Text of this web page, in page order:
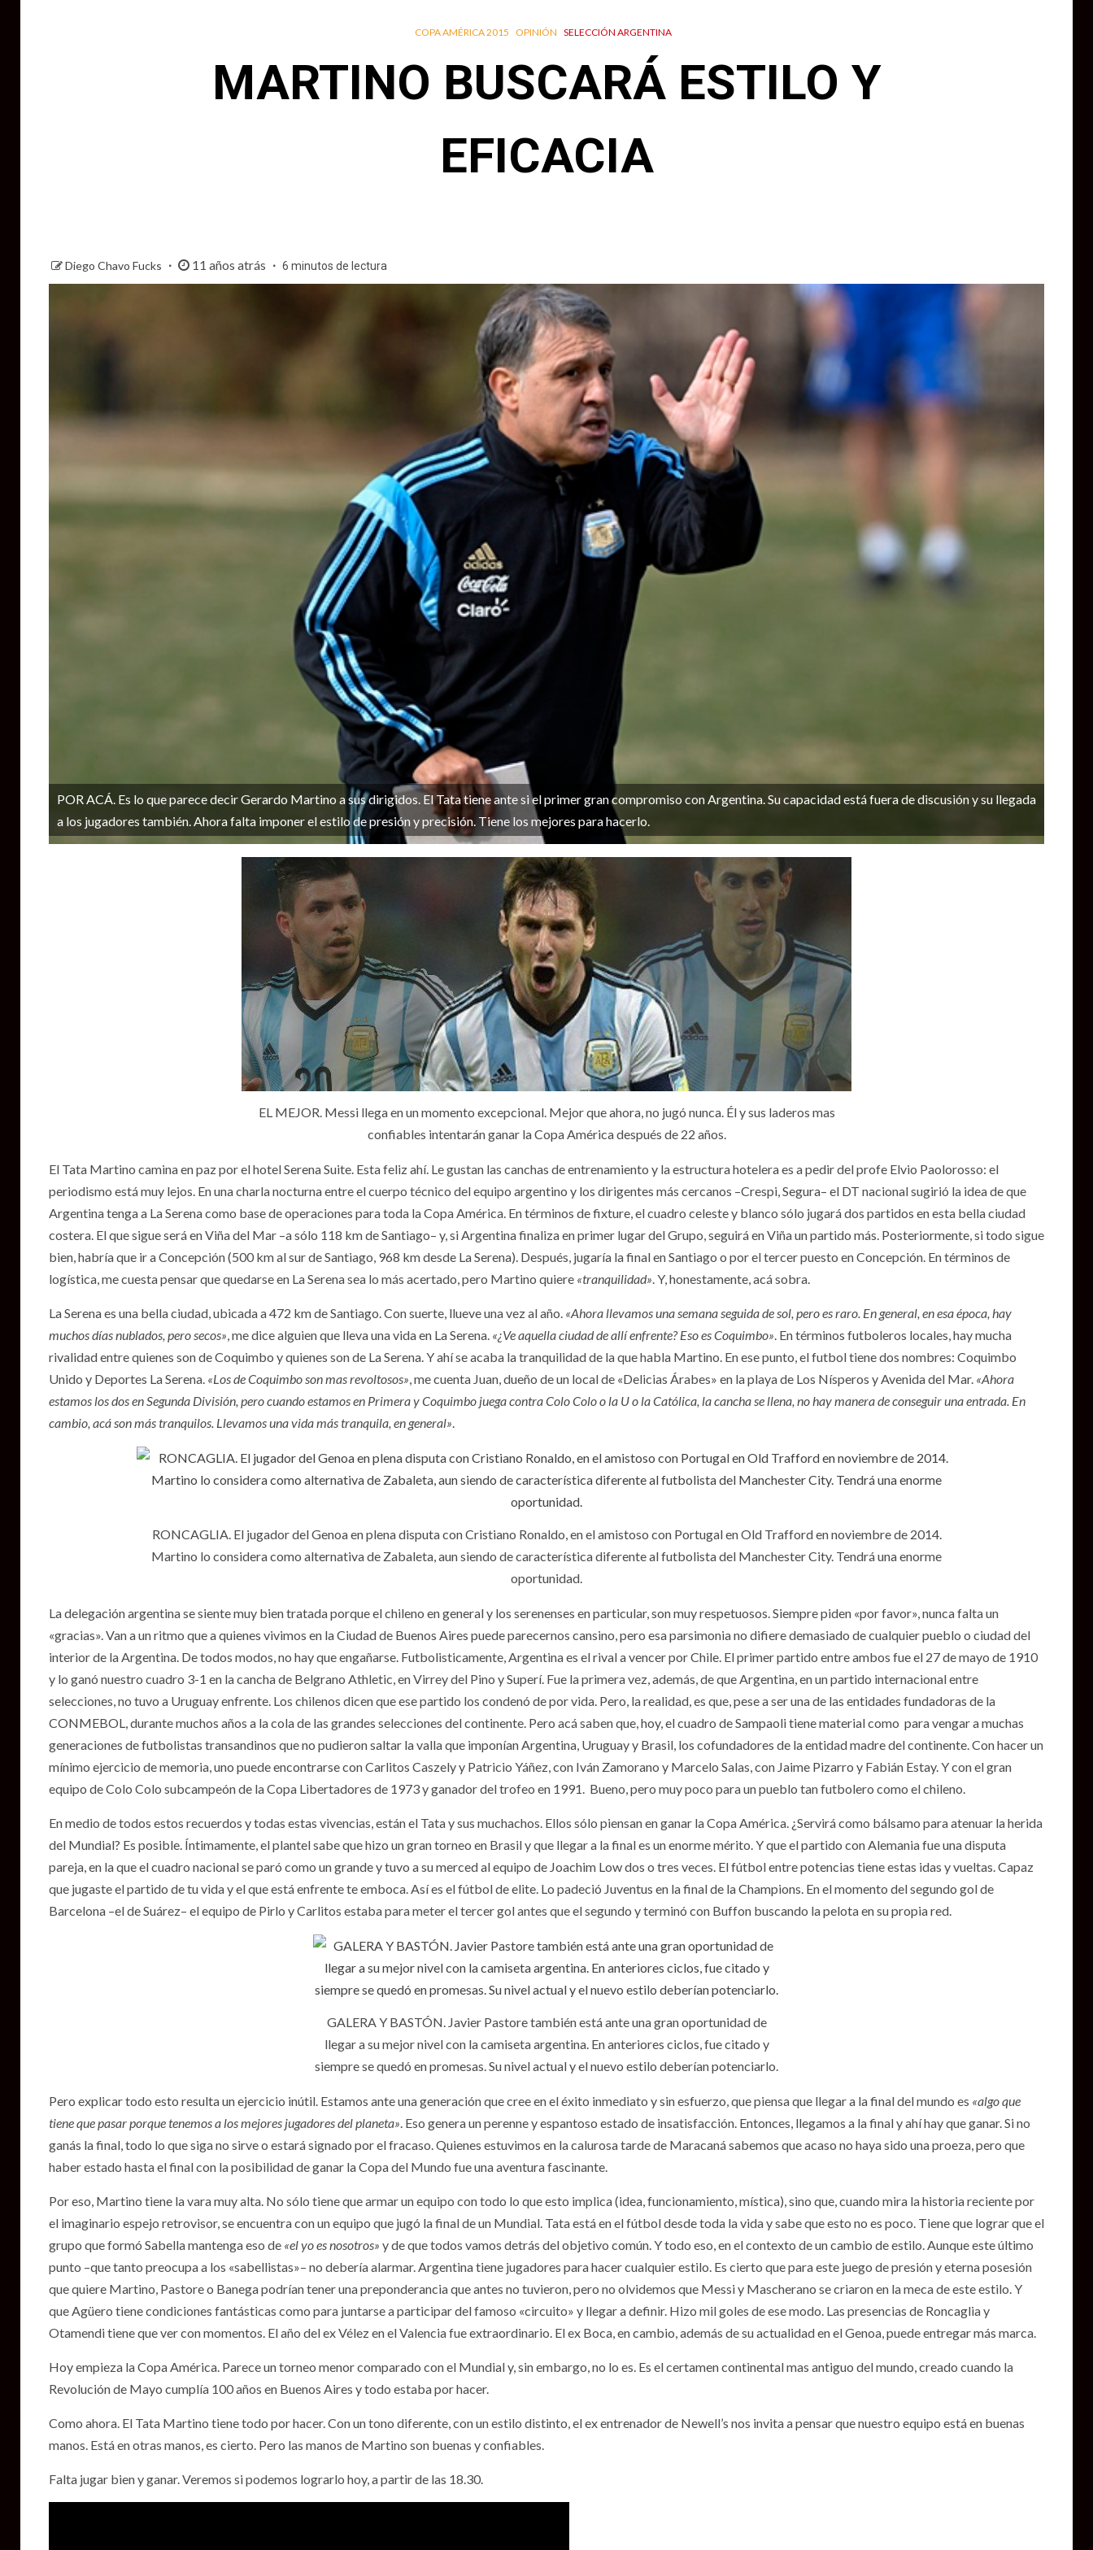
COPA AMÉRICA 2015 OPINIÓN SELECCIÓN ARGENTINA
MARTINO BUSCARÁ ESTILO Y
EFICACIA
Diego Chavo Fucks 11 años atrás 6 minutos de lectura
POR ACÁ. Es lo que parece decir Gerardo Martino a sus dirigidos. El Tata tiene ante si el primer gran compromiso con Argentina. Su capacidad está fuera de discusión y su llegada
a los jugadores también. Ahora falta imponer el estilo de presión y precisión. Tiene los mejores para hacerlo.
EL MEJOR. Messi llega en un momento excepcional. Mejor que ahora, no jugó nunca. Él y sus laderos mas
confiables intentarán ganar la Copa América después de 22 años.
El Tata Martino camina en paz por el hotel Serena Suite. Esta feliz ahí. Le gustan las canchas de entrenamiento y la estructura hotelera es a pedir del profe Elvio Paolorosso: el
periodismo está muy lejos. En una charla nocturna entre el cuerpo técnico del equipo argentino y los dirigentes más cercanos –Crespi, Segura– el DT nacional sugirió la idea de que
Argentina tenga a La Serena como base de operaciones para toda la Copa América. En términos de fixture, el cuadro celeste y blanco sólo jugará dos partidos en esta bella ciudad
costera. El que sigue será en Viña del Mar –a sólo 118 km de Santiago– y, si Argentina finaliza en primer lugar del Grupo, seguirá en Viña un partido más. Posteriormente, si todo sigue
bien, habría que ir a Concepción (500 km al sur de Santiago, 968 km desde La Serena). Después, jugaría la final en Santiago o por el tercer puesto en Concepción. En términos de
logística, me cuesta pensar que quedarse en La Serena sea lo más acertado, pero Martino quiere «tranquilidad». Y, honestamente, acá sobra.
La Serena es una bella ciudad, ubicada a 472 km de Santiago. Con suerte, llueve una vez al año. «Ahora llevamos una semana seguida de sol, pero es raro. En general, en esa época, hay
muchos días nublados, pero secos», me dice alguien que lleva una vida en La Serena. «¿Ve aquella ciudad de allí enfrente? Eso es Coquimbo». En términos futboleros locales, hay mucha
rivalidad entre quienes son de Coquimbo y quienes son de La Serena. Y ahí se acaba la tranquilidad de la que habla Martino. En ese punto, el futbol tiene dos nombres: Coquimbo
Unido y Deportes La Serena. «Los de Coquimbo son mas revoltosos», me cuenta Juan, dueño de un local de «Delicias Árabes» en la playa de Los Nísperos y Avenida del Mar. «Ahora
estamos los dos en Segunda División, pero cuando estamos en Primera y Coquimbo juega contra Colo Colo o la U o la Católica, la cancha se llena, no hay manera de conseguir una entrada. En
cambio, acá son más tranquilos. Llevamos una vida más tranquila, en general».
RONCAGLIA. El jugador del Genoa en plena disputa con Cristiano Ronaldo, en el amistoso con Portugal en Old Trafford en noviembre de 2014.
Martino lo considera como alternativa de Zabaleta, aun siendo de característica diferente al futbolista del Manchester City. Tendrá una enorme
oportunidad.
La delegación argentina se siente muy bien tratada porque el chileno en general y los serenenses en particular, son muy respetuosos. Siempre piden «por favor», nunca falta un
«gracias». Van a un ritmo que a quienes vivimos en la Ciudad de Buenos Aires puede parecernos cansino, pero esa parsimonia no difiere demasiado de cualquier pueblo o ciudad del
interior de la Argentina. De todos modos, no hay que engañarse. Futbolisticamente, Argentina es el rival a vencer por Chile. El primer partido entre ambos fue el 27 de mayo de 1910
y lo ganó nuestro cuadro 3-1 en la cancha de Belgrano Athletic, en Virrey del Pino y Superí. Fue la primera vez, además, de que Argentina, en un partido internacional entre
selecciones, no tuvo a Uruguay enfrente. Los chilenos dicen que ese partido los condenó de por vida. Pero, la realidad, es que, pese a ser una de las entidades fundadoras de la
CONMEBOL, durante muchos años a la cola de las grandes selecciones del continente. Pero acá saben que, hoy, el cuadro de Sampaoli tiene material como para vengar a muchas
generaciones de futbolistas transandinos que no pudieron saltar la valla que imponían Argentina, Uruguay y Brasil, los cofundadores de la entidad madre del continente. Con hacer un
mínimo ejercicio de memoria, uno puede encontrarse con Carlitos Caszely y Patricio Yáñez, con Iván Zamorano y Marcelo Salas, con Jaime Pizarro y Fabián Estay. Y con el gran
equipo de Colo Colo subcampeón de la Copa Libertadores de 1973 y ganador del trofeo en 1991. Bueno, pero muy poco para un pueblo tan futbolero como el chileno.
En medio de todos estos recuerdos y todas estas vivencias, están el Tata y sus muchachos. Ellos sólo piensan en ganar la Copa América. ¿Servirá como bálsamo para atenuar la herida
del Mundial? Es posible. Íntimamente, el plantel sabe que hizo un gran torneo en Brasil y que llegar a la final es un enorme mérito. Y que el partido con Alemania fue una disputa
pareja, en la que el cuadro nacional se paró como un grande y tuvo a su merced al equipo de Joachim Low dos o tres veces. El fútbol entre potencias tiene estas idas y vueltas. Capaz
que jugaste el partido de tu vida y el que está enfrente te emboca. Así es el fútbol de elite. Lo padeció Juventus en la final de la Champions. En el momento del segundo gol de
Barcelona –el de Suárez– el equipo de Pirlo y Carlitos estaba para meter el tercer gol antes que el segundo y terminó con Buffon buscando la pelota en su propia red.
GALERA Y BASTÓN. Javier Pastore también está ante una gran oportunidad de
llegar a su mejor nivel con la camiseta argentina. En anteriores ciclos, fue citado y
siempre se quedó en promesas. Su nivel actual y el nuevo estilo deberían potenciarlo.
Pero explicar todo esto resulta un ejercicio inútil. Estamos ante una generación que cree en el éxito inmediato y sin esfuerzo, que piensa que llegar a la final del mundo es «algo que
tiene que pasar porque tenemos a los mejores jugadores del planeta». Eso genera un perenne y espantoso estado de insatisfacción. Entonces, llegamos a la final y ahí hay que ganar. Si no
ganás la final, todo lo que siga no sirve o estará signado por el fracaso. Quienes estuvimos en la calurosa tarde de Maracaná sabemos que acaso no haya sido una proeza, pero que
haber estado hasta el final con la posibilidad de ganar la Copa del Mundo fue una aventura fascinante.
Por eso, Martino tiene la vara muy alta. No sólo tiene que armar un equipo con todo lo que esto implica (idea, funcionamiento, mística), sino que, cuando mira la historia reciente por
el imaginario espejo retrovisor, se encuentra con un equipo que jugó la final de un Mundial. Tata está en el fútbol desde toda la vida y sabe que esto no es poco. Tiene que lograr que el
grupo que formó Sabella mantenga eso de «el yo es nosotros» y de que todos vamos detrás del objetivo común. Y todo eso, en el contexto de un cambio de estilo. Aunque este último
punto –que tanto preocupa a los «sabellistas»– no debería alarmar. Argentina tiene jugadores para hacer cualquier estilo. Es cierto que para este juego de presión y eterna posesión
que quiere Martino, Pastore o Banega podrían tener una preponderancia que antes no tuvieron, pero no olvidemos que Messi y Mascherano se criaron en la meca de este estilo. Y
que Agüero tiene condiciones fantásticas como para juntarse a participar del famoso «circuito» y llegar a definir. Hizo mil goles de ese modo. Las presencias de Roncaglia y
Otamendi tiene que ver con momentos. El año del ex Vélez en el Valencia fue extraordinario. El ex Boca, en cambio, además de su actualidad en el Genoa, puede entregar más marca.
Hoy empieza la Copa América. Parece un torneo menor comparado con el Mundial y, sin embargo, no lo es. Es el certamen continental mas antiguo del mundo, creado cuando la
Revolución de Mayo cumplía 100 años en Buenos Aires y todo estaba por hacer.
Como ahora. El Tata Martino tiene todo por hacer. Con un tono diferente, con un estilo distinto, el ex entrenador de Newell’s nos invita a pensar que nuestro equipo está en buenas
manos. Está en otras manos, es cierto. Pero las manos de Martino son buenas y confiables.
Falta jugar bien y ganar. Veremos si podemos lograrlo hoy, a partir de las 18.30.